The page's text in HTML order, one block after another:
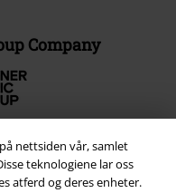
nettsiden vår, samlet
teknologiene lar oss
atferd og deres enheter.
Company